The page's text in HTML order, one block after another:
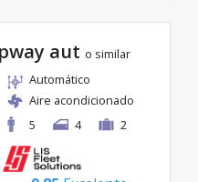
aut o similar
Automático
Aire acondicionado
5
4 2